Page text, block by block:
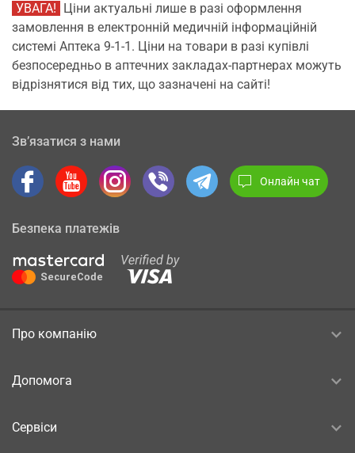
УВАГА! Ціни актуальні лише в разі оформлення
замовлення в електронній медичній інформаційній
системі Аптека 9-1-1. Ціни на товари в разі купівлі
безпосередньо в аптечних закладах-партнерах можуть
відрізнятися від тих, що зазначені на сайті!
Зв’язатися з нами
Онлайн чат
Безпека платежів
Про компанію
Допомога
Сервіси